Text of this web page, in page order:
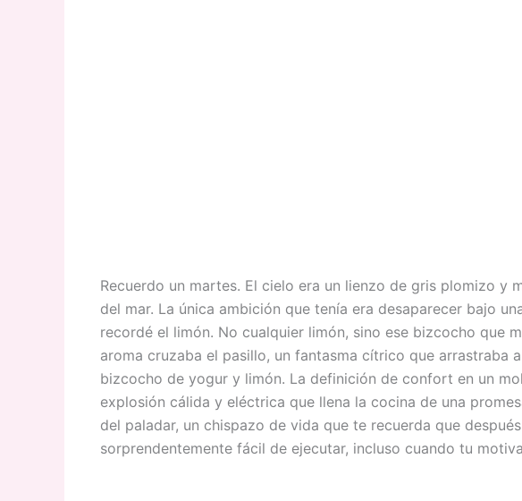
Recuerdo un martes. El cielo era un lienzo de gris plomizo y
del mar. La única ambición que tenía era desaparecer bajo
recordé el limón. No cualquier limón, sino ese bizcocho que
aroma cruzaba el pasillo, un fantasma cítrico que arrastraba
bizcocho de yogur y limón. La definición de confort en un
explosión cálida y eléctrica que llena la cocina de una
del paladar, un chispazo de vida que te recuerda que
sorprendentemente fácil de ejecutar, incluso cuando tu